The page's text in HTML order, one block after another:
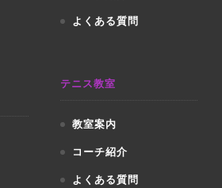
よくある質問
テニス教室
教室案内
コーチ紹介
よくある質問